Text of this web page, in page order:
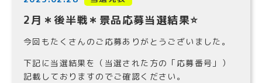
2月＊後半戦＊景品応募当選結果⭐️
今回もたくさんのご応募ありがとうございました。
下記に当選結果を（当選された方の「応募番号」）
記載しておりますのでご確認ください。